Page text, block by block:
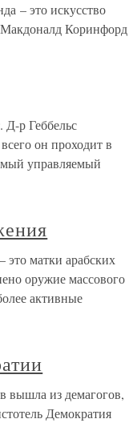
– это искусство
Коринфорд
Д-р Геббельс
он проходит в
управляемый
матки арабских
оружие массового
активные
вышла из демагогов,
Демократия